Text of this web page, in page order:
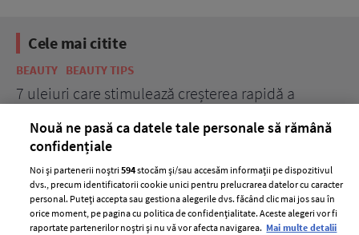
Cele mai citite
BEAUTY BEAUTY TIPS
7 uleiuri care stimulează creșterea rapidă a
Nouă ne pasă ca datele tale personale să rămână
confidențiale
Noi și partenerii noștri594stocăm și/sau accesăm informații pe dispozitivul
dvs., precum identificatorii cookie unici pentru prelucrarea datelor cu caracter
personal. Puteți accepta sau gestiona alegerile dvs. făcând clic mai jos sau în
orice moment, pe pagina cu politica de confidențialitate. Aceste alegeri vor fi
raportate partenerilor noștri și nu vă vor afecta navigarea. Mai multe detalii